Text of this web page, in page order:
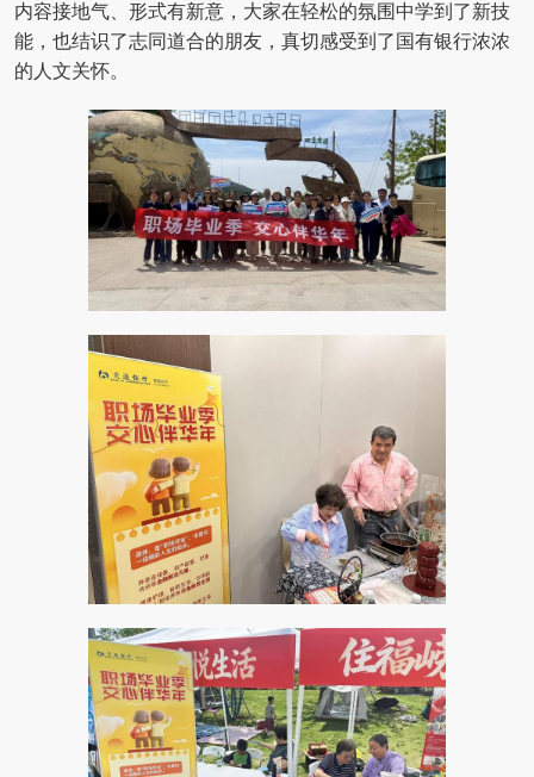
内容接地气、形式有新意，大家在轻松的氛围中学到了新技
能，也结识了志同道合的朋友，真切感受到了国有银行浓浓
的人文关怀。